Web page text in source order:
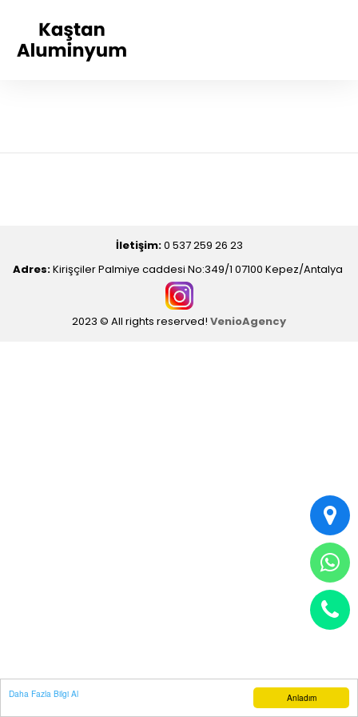
Anladım
Daha Fazla Bilgi Al
İletişim:0 537 259 26 23
Adres:Kirişçiler Palmiye caddesi No:349/1 07100 Kepez/Antalya
2023 © All rights reserved! VenioAgency